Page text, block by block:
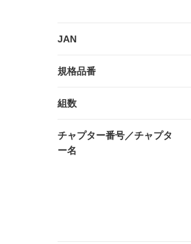
JAN
規格品番
組数
チャプター番号／チャプタ
ー名